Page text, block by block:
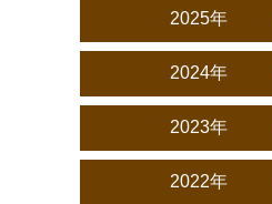
2025年
2024年
2023年
2022年